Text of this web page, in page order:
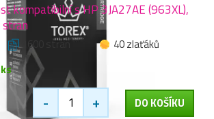
kompatibilní s HP 3JA27AE (963XL),
1600 stran
40 zlaťáků
- + DO KOŠÍKU